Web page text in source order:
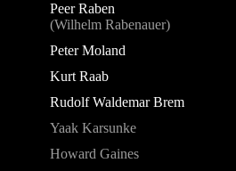
Peer Raben
(Wilhelm Rabenauer)
Peter Moland
Kurt Raab
Rudolf Waldemar Brem
Yaak Karsunke
Howard Gaines